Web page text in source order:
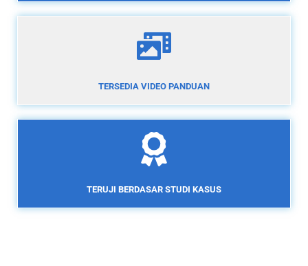
TERSEDIA VIDEO PANDUAN
TERUJI BERDASAR STUDI KASUS